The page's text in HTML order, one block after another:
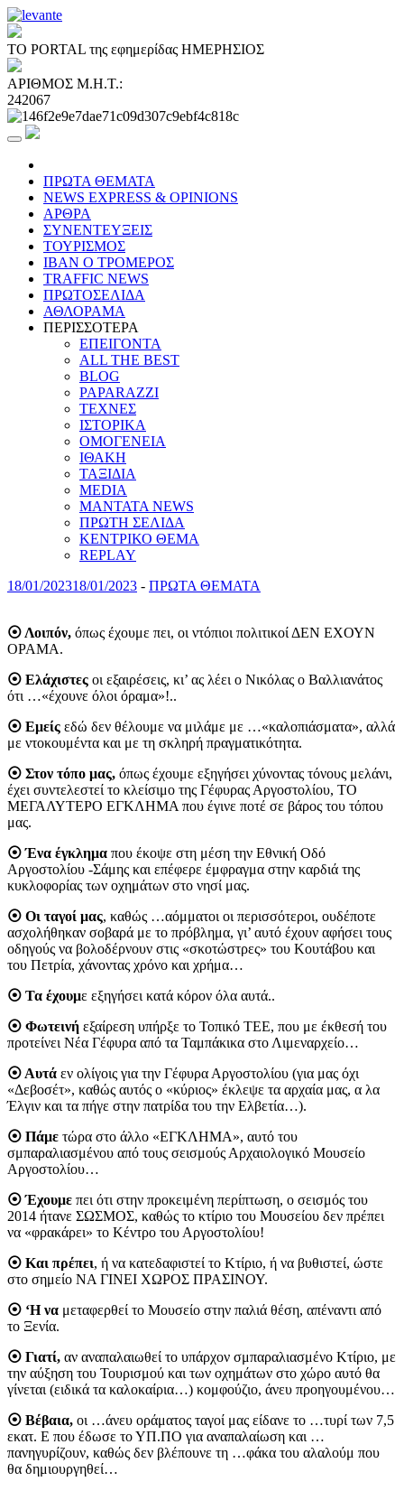
ΤΟ PORTAL της εφημερίδας ΗΜΕΡΗΣΙΟΣ
ΑΡΙΘΜΟΣ Μ.Η.Τ.:
242067
ΠΡΩΤΑ ΘΕΜΑΤΑ
NEWS EXPRESS & OPINIONS
ΑΡΘΡΑ
ΣΥΝΕΝΤΕΥΞΕΙΣ
ΤΟΥΡΙΣΜΟΣ
ΙΒΑΝ Ο ΤΡΟΜΕΡΟΣ
TRAFFIC NEWS
ΠΡΩΤΟΣΕΛΙΔΑ
ΑΘΛΟΡΑΜΑ
ΠΕΡΙΣΣΟΤΕΡΑ
ΕΠΕΙΓΟΝΤΑ
ALL THE BEST
BLOG
PAPARAZZI
ΤΕΧΝΕΣ
ΙΣΤΟΡΙΚΑ
ΟΜΟΓΕΝΕΙΑ
ΙΘΑΚΗ
ΤΑΞΙΔΙΑ
MEDIA
MANTATA NEWS
ΠΡΩΤΗ ΣΕΛΙΔΑ
ΚΕΝΤΡΙΚΟ ΘΕΜΑ
REPLAY
18/01/202318/01/2023 - ΠΡΩΤΑ ΘΕΜΑΤΑ
⦿ Λοιπόν, όπως έχουμε πει, οι ντόπιοι πολιτικοί ΔΕΝ ΕΧΟΥΝ
ΟΡΑΜΑ.
⦿ Ελάχιστες οι εξαιρέσεις, κι’ ας λέει ο Νικόλας ο Βαλλιανάτος
ότι …«έχουνε όλοι όραμα»!..
⦿ Εμείς εδώ δεν θέλουμε να μιλάμε με …«καλοπιάσματα», αλλά
με ντοκουμέντα και με τη σκληρή πραγματικότητα.
⦿ Στον τόπο μας, όπως έχουμε εξηγήσει χύνοντας τόνους μελάνι,
έχει συντελεστεί το κλείσιμο της Γέφυρας Αργοστολίου, ΤΟ
ΜΕΓΑΛΥΤΕΡΟ ΕΓΚΛΗΜΑ που έγινε ποτέ σε βάρος του τόπου
μας.
⦿ Ένα έγκλημα που έκοψε στη μέση την Εθνική Οδό
Αργοστολίου -Σάμης και επέφερε έμφραγμα στην καρδιά της
κυκλοφορίας των οχημάτων στο νησί μας.
⦿ Οι ταγοί μας, καθώς …αόμματοι οι περισσότεροι, ουδέποτε
ασχολήθηκαν σοβαρά με το πρόβλημα, γι’ αυτό έχουν αφήσει τους
οδηγούς να βολοδέρνουν στις «σκοτώστρες» του Κουτάβου και
του Πετρία, χάνοντας χρόνο και χρήμα…
⦿ Τα έχουμε εξηγήσει κατά κόρον όλα αυτά..
⦿ Φωτεινή εξαίρεση υπήρξε το Τοπικό ΤΕΕ, που με έκθεσή του
προτείνει Νέα Γέφυρα από τα Ταμπάκικα στο Λιμεναρχείο…
⦿ Αυτά εν ολίγοις για την Γέφυρα Αργοστολίου (για μας όχι
«Δεβοσέτ», καθώς αυτός ο «κύριος» έκλεψε τα αρχαία μας, α λα
Έλγιν και τα πήγε στην πατρίδα του την Ελβετία…).
⦿ Πάμε τώρα στο άλλο «ΕΓΚΛΗΜΑ», αυτό του
σμπαραλιασμένου από τους σεισμούς Αρχαιολογικό Μουσείο
Αργοστολίου…
⦿ Έχουμε πει ότι στην προκειμένη περίπτωση, ο σεισμός του
2014 ήτανε ΣΩΣΜΟΣ, καθώς το κτίριο του Μουσείου δεν πρέπει
να «φρακάρει» το Κέντρο του Αργοστολίου!
⦿ Και πρέπει, ή να κατεδαφιστεί το Κτίριο, ή να βυθιστεί, ώστε
στο σημείο ΝΑ ΓΙΝΕΙ ΧΩΡΟΣ ΠΡΑΣΙΝΟΥ.
⦿ ‘Η να μεταφερθεί το Μουσείο στην παλιά θέση, απέναντι από
το Ξενία.
⦿ Γιατί, αν αναπαλαιωθεί το υπάρχον σμπαραλιασμένο Κτίριο, με
την αύξηση του Τουρισμού και των οχημάτων στο χώρο αυτό θα
γίνεται (ειδικά τα καλοκαίρια…) κομφούζιο, άνευ προηγουμένου…
⦿ Βέβαια, οι …άνευ οράματος ταγοί μας είδανε το …τυρί των 7,5
εκατ. Ε που έδωσε το ΥΠ.ΠΟ για αναπαλαίωση και …
πανηγυρίζουν, καθώς δεν βλέπουνε τη …φάκα του αλαλούμ που
θα δημιουργηθεί…